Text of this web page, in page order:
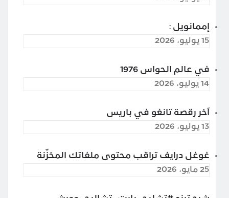
إممانويل :
15 يوليو، 2026
في عالم الحواس 1976
14 يوليو، 2026
آخر رقصة تانغو في باريس
13 يوليو، 2026
غوغل درايف تراقب محتوى ملفاتك المخزّنة
25 مايو، 2026